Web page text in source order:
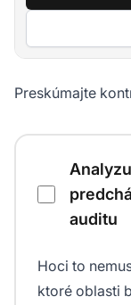
Preskúmajte
Kontrolný
auditu
Hoci to
ktoré oblasti